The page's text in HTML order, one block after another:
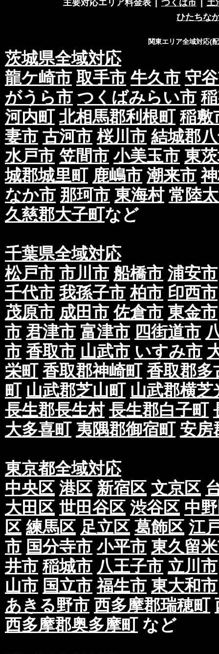
主要対応エリア料金表 つくば市
土
ひたちな
関東エリア全域対応(
茨城県全域対応
龍ケ崎市 取手市 牛久市 守
がうら市 つくばみらい市
河内町 北相馬郡利根町 稲敷
妻市 古河市 桜川市 結城郡
水戸市 笠間市 小美玉市 東
城郡城里町 鹿嶋市 潮来市
なか市 那珂市 東海村 常陸
久慈郡大子町など
千葉県全域対応
松戸市 市川市 船橋市 浦安市
千代市 我孫子市 柏市 印西市
茂原市 成田市 佐倉市 東金市
市 君津市 富津市 四街道市
市 香取市 山武市 いすみ市
栄町 香取郡神崎町 香取郡多
町 山武郡芝山町 山武郡横芝
長生郡長生村 長生郡白子町
大多喜町 夷隅郡御宿町 安房
東京都全域対応
中央区 港区 新宿区 文京区
大田区 世田谷区 渋谷区 中
区 練馬区 足立区 葛飾区 江
市 国分寺市 小平市 東久留
井市 稲城市 八王子市 立川市
山市 国立市 福生市 東大和市
あきる野市 西多摩郡瑞穂町
西多摩郡奥多摩町など